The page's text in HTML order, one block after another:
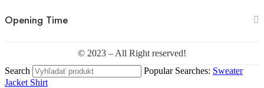
Opening Time
© 2023 – All Right reserved!
Search
Popular Searches: Sweater
Jacket Shirt